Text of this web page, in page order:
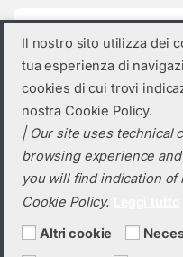
Categorie prodotto
Fronius
Il nostro sito utilizza dei
tua esperienza di
cookies di cui trovi
nostra Cookie Policy.
| Our site uses technical
browsing experience
you will find indication of
Cookie Policy.
Altri cookie